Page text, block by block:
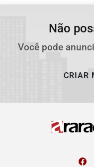
Não
Você pode
CRIAR